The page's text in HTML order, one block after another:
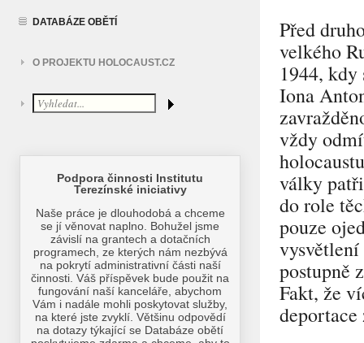
DATABÁZE OBĚTÍ
O PROJEKTU HOLOCAUST.CZ
Před
velkého
1944,
Iona
vždy
války
do role
pouze
postupně
Fakt, že
deportace